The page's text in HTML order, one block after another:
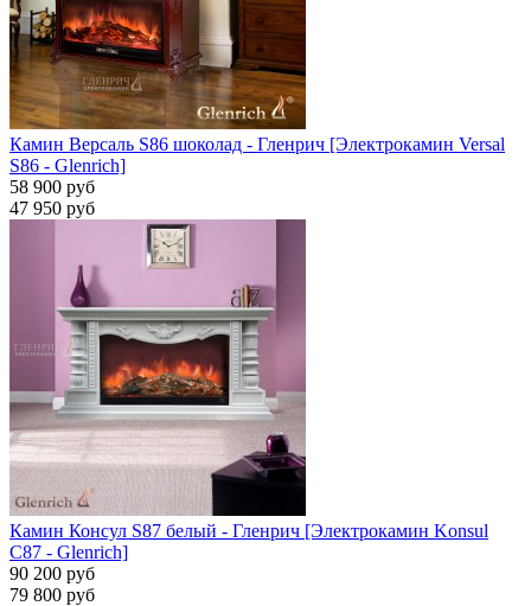
Камин Версаль S86 шоколад - Гленрич [Электрокамин Versal
S86 - Glenrich]
58 900 руб
47 950 руб
Камин Консул S87 белый - Гленрич [Электрокамин Konsul
С87 - Glenrich]
90 200 руб
79 800 руб